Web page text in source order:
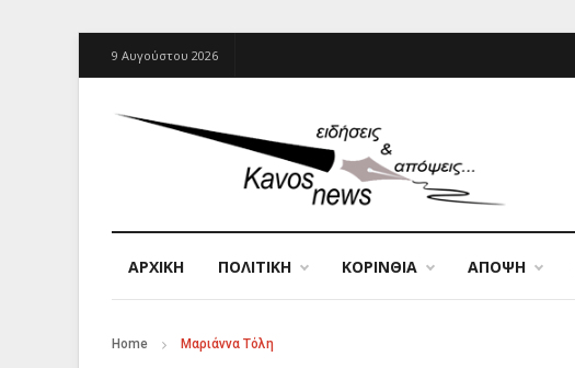
9 Αυγούστου 2026
ΑΡΧΙΚΉ ΠΟΛΙΤΙΚΗ ΚΟΡΙΝΘΙΑ ΑΠΟΨΗ
Home Μαριάννα Τόλη